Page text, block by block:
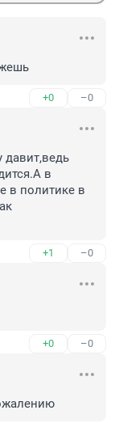
+0 –0
в
в политике в
+1 –0
+0 –0